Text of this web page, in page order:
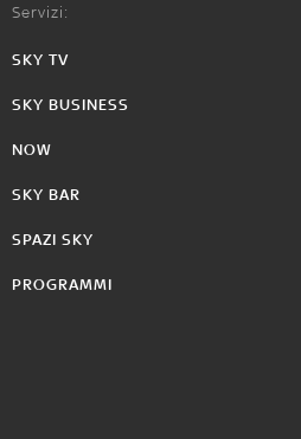
Servizi:
SKY TV
SKY BUSINESS
NOW
SKY BAR
SPAZI SKY
PROGRAMMI